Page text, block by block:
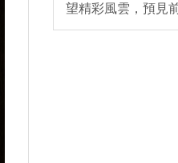
望精彩風雲，預見